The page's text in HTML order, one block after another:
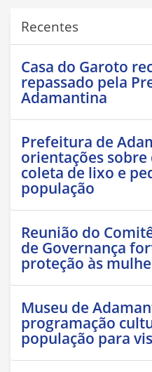
Recentes
Casa do Garoto
repassado pela
Adamantina
Prefeitura de
orientações
coleta de lixo e
população
Reunião do
de Governança
proteção às
Museu de
programação
população para